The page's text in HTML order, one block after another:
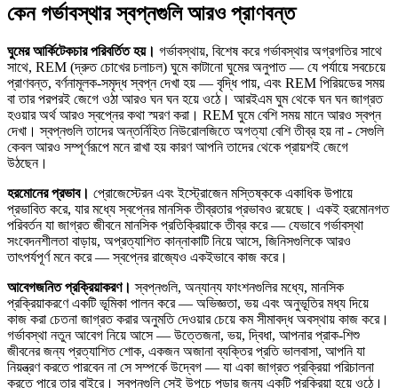
কেন গর্ভাবস্থার স্বপ্নগুলি আরও প্রাণবন্ত
ঘুমের আর্কিটেকচার পরিবর্তিত হয়। গর্ভাবস্থায়, বিশেষ করে গর্ভাবস্থার অগ্রগতির সাথে
সাথে, REM (দ্রুত চোখের চলাচল) ঘুমে কাটানো ঘুমের অনুপাত — যে পর্যায়ে সবচেয়ে
প্রাণবন্ত, বর্ণনামূলক-সমৃদ্ধ স্বপ্ন দেখা হয় — বৃদ্ধি পায়, এবং REM পিরিয়ডের সময়
বা তার পরপরই জেগে ওঠা আরও ঘন ঘন হয়ে ওঠে। আরইএম ঘুম থেকে ঘন ঘন জাগ্রত
হওয়ার অর্থ আরও স্বপ্নের কথা স্মরণ করা। REM ঘুমে বেশি সময় মানে আরও স্বপ্ন
দেখা। স্বপ্নগুলি তাদের অন্তর্নিহিত নিউরোলজিতে অগত্যা বেশি তীব্র হয় না - সেগুলি
কেবল আরও সম্পূর্ণরূপে মনে রাখা হয় কারণ আপনি তাদের থেকে প্রায়শই জেগে
উঠছেন।
হরমোনের প্রভাব। প্রোজেস্টেরন এবং ইস্ট্রোজেন মস্তিষ্ককে একাধিক উপায়ে
প্রভাবিত করে, যার মধ্যে স্বপ্নের মানসিক তীব্রতার প্রভাবও রয়েছে। একই হরমোনগত
পরিবর্তন যা জাগ্রত জীবনে মানসিক প্রতিক্রিয়াকে তীব্র করে — যেভাবে গর্ভাবস্থা
সংবেদনশীলতা বাড়ায়, অপ্রত্যাশিত কান্নাকাটি নিয়ে আসে, জিনিসগুলিকে আরও
তাৎপর্যপূর্ণ মনে করে — স্বপ্নের রাজ্যেও একইভাবে কাজ করে।
আবেগজনিত প্রক্রিয়াকরণ। স্বপ্নগুলি, অন্যান্য ফাংশনগুলির মধ্যে, মানসিক
প্রক্রিয়াকরণে একটি ভূমিকা পালন করে — অভিজ্ঞতা, ভয় এবং অনুভূতির মধ্য দিয়ে
কাজ করা চেতনা জাগ্রত করার অনুমতি দেওয়ার চেয়ে কম সীমাবদ্ধ অবস্থায় কাজ করে।
গর্ভাবস্থা নতুন আবেগ নিয়ে আসে — উত্তেজনা, ভয়, দ্বিধা, আপনার প্রাক-শিশু
জীবনের জন্য প্রত্যাশিত শোক, একজন অজানা ব্যক্তির প্রতি ভালবাসা, আপনি যা
নিয়ন্ত্রণ করতে পারবেন না সে সম্পর্কে উদ্বেগ — যা একা জাগ্রত প্রক্রিয়া পরিচালনা
করতে পারে তার বাইরে। স্বপ্নগুলি সেই উপচে পড়ার জন্য একটি প্রক্রিয়া হয়ে ওঠে।